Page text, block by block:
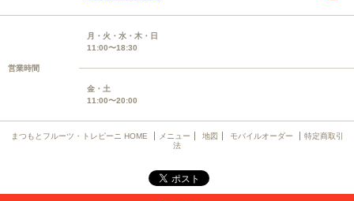
営業時間
月・火・水・木・日
11:00〜18:30
金・土
11:00〜20:00
まつもとフルーツ・トレピーニ HOME メニュー 地図 モバイルオーダー
特定商取引
法